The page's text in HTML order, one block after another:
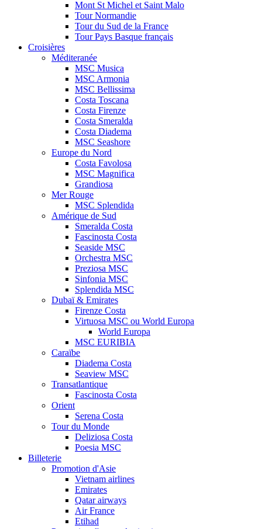
Mont St Michel et Saint Malo
Tour Normandie
Tour du Sud de la France
Tour Pays Basque français
Croisières
Méditeranée
MSC Musica
MSC Armonia
MSC Bellissima
Costa Toscana
Costa Firenze
Costa Smeralda
Costa Diadema
MSC Seashore
Europe du Nord
Costa Favolosa
MSC Magnifica
Grandiosa
Mer Rouge
MSC Splendida
Amérique de Sud
Smeralda Costa
Fascinosta Costa
Seaside MSC
Orchestra MSC
Preziosa MSC
Sinfonia MSC
Splendida MSC
Dubaï & Emirates
Firenze Costa
Virtuosa MSC ou World Europa
World Europa
MSC EURIBIA
Caraïbe
Diadema Costa
Seaview MSC
Transatlantique
Fascinosta Costa
Orient
Serena Costa
Tour du Monde
Deliziosa Costa
Poesia MSC
Billeterie
Promotion d'Asie
Vietnam airlines
Emirates
Qatar airways
Air France
Etihad